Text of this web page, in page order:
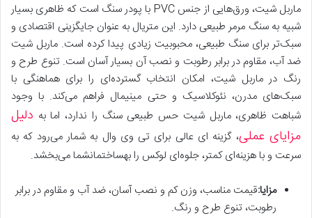
ماربل شیت، ورق‌هایی از جنس PVC با پودر سنگ است که ظاهری بسیار
شبیه به سنگ مرمر طبیعی دارد. این متریال به عنوان جایگزینی اقتصادی و
سبک‌تر برای سنگ طبیعی، محبوبیت زیادی پیدا کرده است. ماربل شیت
ضد آب، مقاوم در برابر رطوبت و نصب آن بسیار آسان است. تنوع طرح و
رنگ در ماربل شیت، امکان انتخاب گسترده‌ای را برای هماهنگی با
سبک‌های مدرن، نئوکلاسیک و حتی مینیمال فراهم می‌کند. با وجود
شباهت ظاهری، ماربل شیت حس طبیعی سنگ را ندارد، اما به دلیل
مزایای عملی، گزینه ای عالی برای تی وی وال به شمار می‌رود که به
سرعت و با هزینه‌ای کمتر، جلوه‌ای لوکس را بهساختمانشما می‌بخشد.
مزایا:قیمت مناسب، وزن کم و نصب آسان، ضد آب و مقاوم در برابر
رطوبت، تنوع طرح و رنگ.